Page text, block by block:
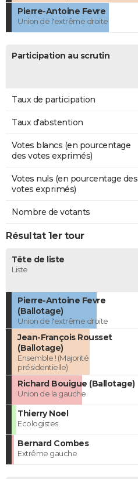
Pierre-Antoine Fevre
Union de l'extrême droite
Participation au scrutin
Taux de participation
Taux d'abstention
Votes blancs (en pourcentage
des votes exprimés)
Votes nuls (en pourcentage des
votes exprimés)
Nombre de votants
Résultat 1er tour
Tête de liste
Liste
Pierre-Antoine Fevre
(Ballotage)
Union de l'extrême droite
Jean-François Rousset
(Ballotage)
Ensemble ! (Majorité
présidentielle)
Richard Bouigue (Ballotage)
Union de la gauche
Thierry Noel
Ecologistes
Bernard Combes
Extrême gauche